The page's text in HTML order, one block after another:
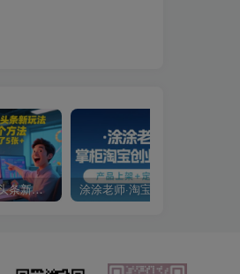
2025年今日头条新玩法，我用这个方法，一天挣了5张+